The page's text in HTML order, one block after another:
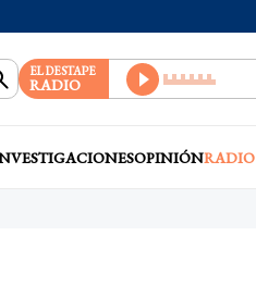
EL DESTAPE
RADIO
OPINIÓNRADIO